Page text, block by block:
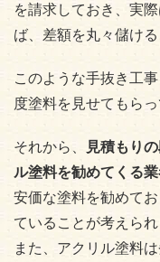
を請求しておき、実
ば、差額を丸々儲け
このような手抜き工
度塗料を見せてもら
それから、
見積もり
ル塗料を勧めてくる
安価な塗料を勧めて
ていることが考えられ
また、アクリル塗料